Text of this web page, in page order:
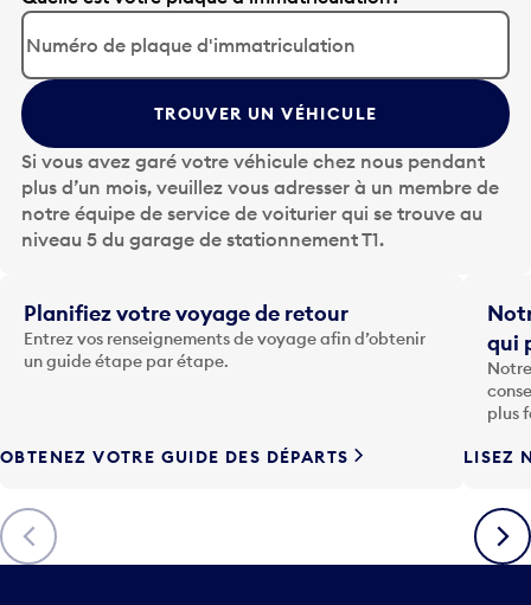
p
u
y
e
z
s
u
r
l
a
o
u
c
l
c
h
e
Si vous avez garé votre véhicule chez nous pendant
plus d’un mois, veuillez vous adresser à un membre de
notre équipe de service de voiturier qui se trouve au
niveau 5 du garage de stationnement T1.
Entrez vos renseignements de voyage afin d’obtenir
un guide étape par étape.
qui
plus